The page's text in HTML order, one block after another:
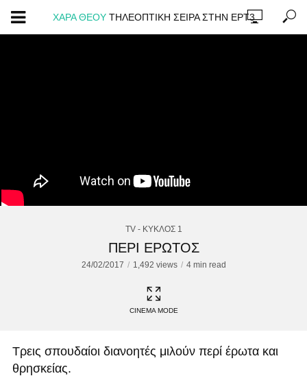
ΧΑΡΑ ΘΕΟΥ ΤΗΛΕΟΠΤΙΚΗ ΣΕΙΡΑ ΣΤΗΝ ΕΡΤ3
TV - ΚΥΚΛΟΣ 1
ΠΕΡΙ ΕΡΩΤΟΣ
24/02/2017 1,492 views 4 min read
CINEMA MODE
Τρεις σπουδαίοι διανοητές μιλούν περί έρωτα και
θρησκείας.